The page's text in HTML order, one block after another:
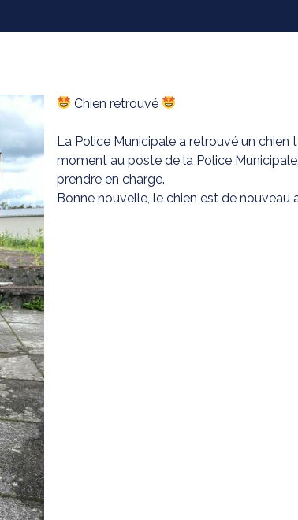
Chien retrouvé
La Police Municipale a retrouvé un chien
moment au poste de la Police
prendre en charge.
Bonne nouvelle, le chien est de nouveau